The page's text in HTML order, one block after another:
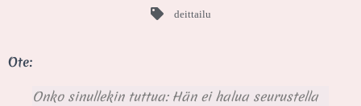
deittailu
Ote:
Onko sinullekin tuttua: Hän ei halua seurustella